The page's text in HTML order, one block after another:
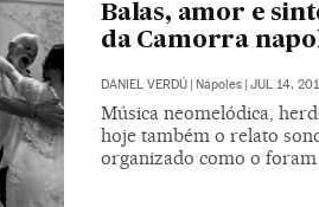
Balas, amor e
da Camorra
DANIEL VERDÚ Nápoles JUL 14,
Música neomelódica,
hoje também o relato
organizado como o foram